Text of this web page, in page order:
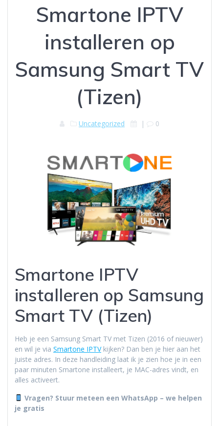
Smartone IPTV
installeren op
Samsung Smart TV
(Tizen)
Uncategorized | 0
Smartone IPTV
installeren op Samsung
Smart TV (Tizen)
Heb je een Samsung Smart TV met Tizen (2016 of nieuwer)
en wil je via Smartone IPTVkijken? Dan ben je hier aan het
juiste adres. In deze handleiding laat ik je zien hoe je in een
paar minuten Smartone installeert, je MAC-adres vindt, en
alles activeert.
Vragen? Stuur meteen een WhatsApp – we helpen
je gratis